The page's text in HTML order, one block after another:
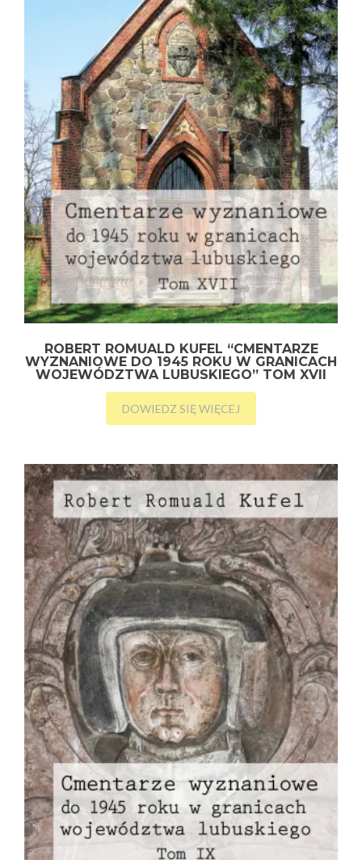
ROBERT ROMUALD KUFEL “CMENTARZE
WYZNANIOWE DO 1945 ROKU W GRANICACH
WOJEWÓDZTWA LUBUSKIEGO” TOM XVII
DOWIEDZ SIĘ WIĘCEJ